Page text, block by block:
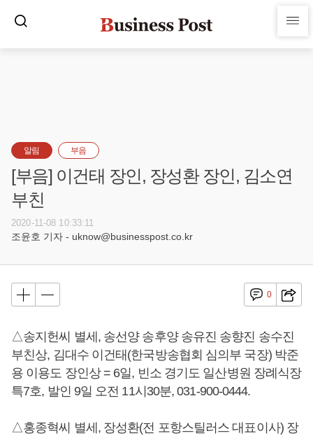
알림 부음
[부음] 이건태 장인, 장성환 장인, 김소연
부친
2020-11-08 10:33:11
조윤호 기자 - uknow@businesspost.co.kr
0
△송지헌씨 별세, 송선양 송후양 송유진 송향진 송수진
부친상, 김대수 이건태(한국방송협회 심의부 국장) 박준
용 이용도 장인상 = 6일, 빈소 경기도 일산병원 장례식장
특7호, 발인 9일 오전 11시30분, 031-900-0444.
△홍종혁씨 별세, 장성환(전 포항스틸러스 대표이사) 장